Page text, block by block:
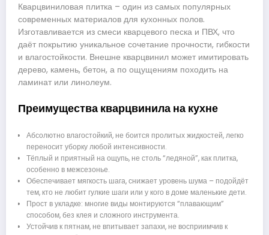
Кварцвиниловая плитка – один из самых популярных
современных материалов для кухонных полов.
Изготавливается из смеси кварцевого песка и ПВХ, что
даёт покрытию уникальное сочетание прочности, гибкости
и влагостойкости. Внешне кварцвинил может имитировать
дерево, камень, бетон, а по ощущениям походить на
ламинат или линолеум.
Преимущества кварцвинила на кухне
Абсолютно влагостойкий, не боится пролитых жидкостей, легко
переносит уборку любой интенсивности.
Тёплый и приятный на ощупь, не столь “ледяной”, как плитка,
особенно в межсезонье.
Обеспечивает мягкость шага, снижает уровень шума – подойдёт
тем, кто не любит гулкие шаги или у кого в доме маленькие дети.
Прост в укладке: многие виды монтируются “плавающим”
способом, без клея и сложного инструмента.
Устойчив к пятнам, не впитывает запахи, не восприимчив к